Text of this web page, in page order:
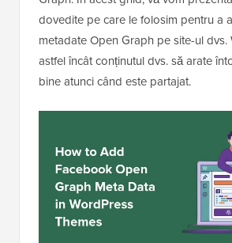
dovedite pe care le folosim pentru a
metadate Open Graph pe site-ul dvs.
astfel încât conținutul dvs. să arate
bine atunci când este partajat.